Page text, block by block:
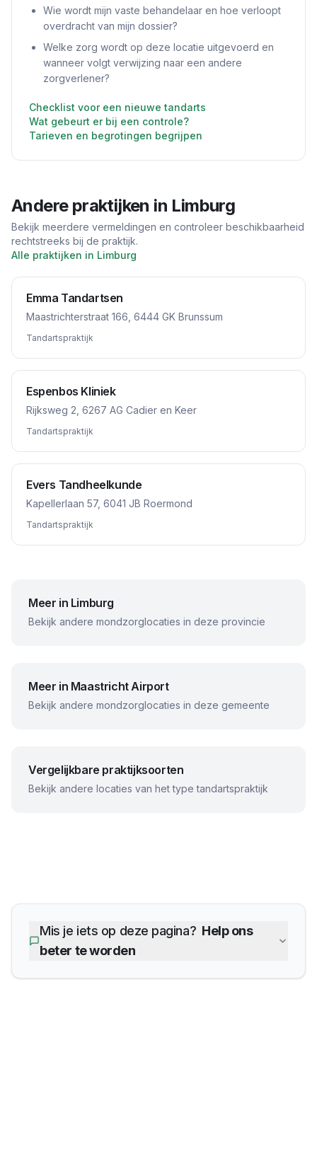
Wie wordt mijn vaste behandelaar en hoe verloopt
overdracht van mijn dossier?
Welke zorg wordt op deze locatie uitgevoerd en
wanneer volgt verwijzing naar een andere
zorgverlener?
Checklist voor een nieuwe tandarts
Wat gebeurt er bij een controle?
Tarieven en begrotingen begrijpen
Andere praktijken in Limburg
Bekijk meerdere vermeldingen en controleer beschikbaarheid
rechtstreeks bij de praktijk.
Alle praktijken in Limburg
Emma Tandartsen
Maastrichterstraat 166, 6444 GK Brunssum
Tandartspraktijk
Espenbos Kliniek
Rijksweg 2, 6267 AG Cadier en Keer
Tandartspraktijk
Evers Tandheelkunde
Kapellerlaan 57, 6041 JB Roermond
Tandartspraktijk
Meer in Limburg
Bekijk andere mondzorglocaties in deze provincie
Meer in Maastricht Airport
Bekijk andere mondzorglocaties in deze gemeente
Vergelijkbare praktijksoorten
Bekijk andere locaties van het type tandartspraktijk
Mis je iets op deze pagina? Help ons
beter te worden